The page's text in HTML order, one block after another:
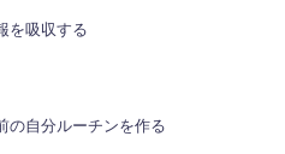
を吸収する
の自分ルーチンを作る